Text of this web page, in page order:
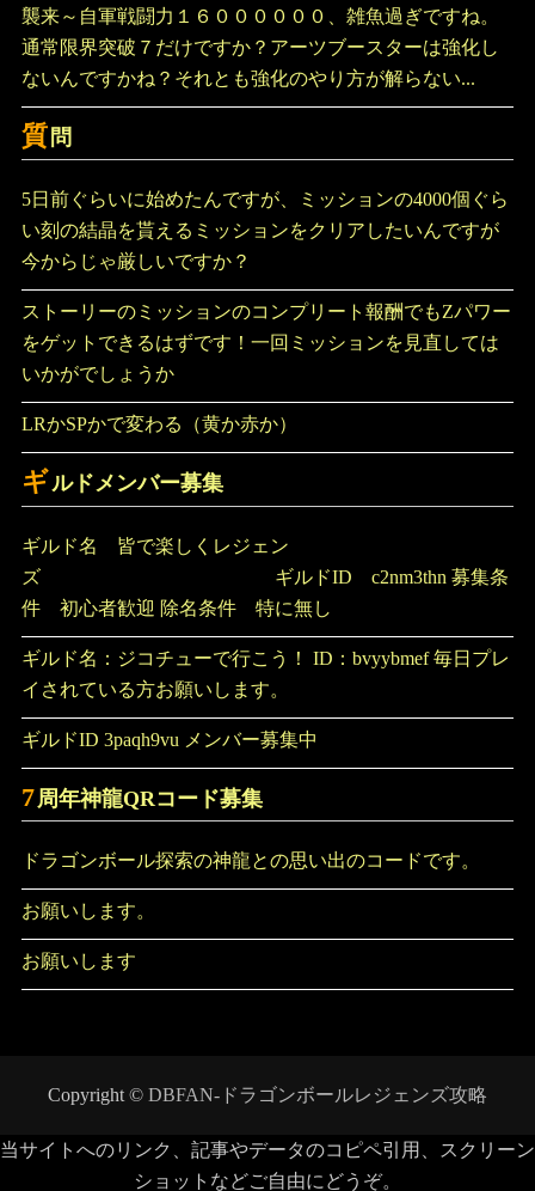
襲来～自軍戦闘力１６００００００、雑魚過ぎですね。
通常限界突破７だけですか？アーツブースターは強化し
ないんですかね？それとも強化のやり方が解らない...
質 問
5日前ぐらいに始めたんですが、ミッションの4000個ぐら
い刻の結晶を貰えるミッションをクリアしたいんですが
今からじゃ厳しいですか？
ストーリーのミッションのコンプリート報酬でもZパワー
をゲットできるはずです！一回ミッションを見直しては
いかがでしょうか
LRかSPかで変わる（黄か赤か）
ギルドメンバー募集
ギルド名 皆で楽しくレジェン
ズ ギルドID c2nm3thn 募集条
件 初心者歓迎 除名条件 特に無し
ギルド名：ジコチューで行こう！ ID：bvyybmef 毎日プレ
イされている方お願いします。
ギルドID 3paqh9vu メンバー募集中
7 周年神龍QRコード募集
ドラゴンボール探索の神龍との思い出のコードです。
お願いします。
お願いします
Copyright © DBFAN-ドラゴンボールレジェンズ攻略
当サイトへのリンク、記事やデータのコピペ引用、スクリーン
ショットなどご自由にどうぞ。